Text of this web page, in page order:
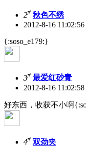
2# 秋色不绣
2012-8-16 11:02:56
{:soso_e179:}
3# 最爱红砂青
2012-8-16 11:02:58
好东西，收获不小啊
4# 双劲夹